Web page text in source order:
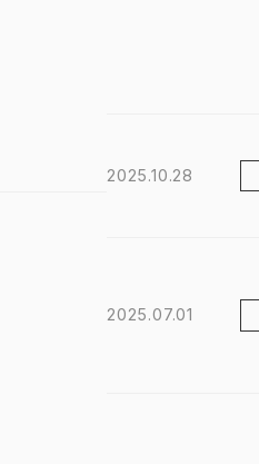
2025.10.28
2025.07.01